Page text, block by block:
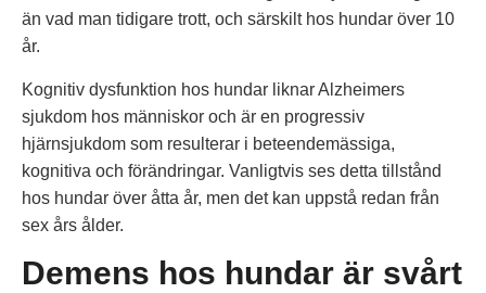
än vad man tidigare trott, och särskilt hos hundar över 10
år.
Kognitiv dysfunktion hos hundar liknar Alzheimers
sjukdom hos människor och är en progressiv
hjärnsjukdom som resulterar i beteendemässiga,
kognitiva och förändringar. Vanligtvis ses detta tillstånd
hos hundar över åtta år, men det kan uppstå redan från
sex års ålder.
Demens hos hundar är svårt